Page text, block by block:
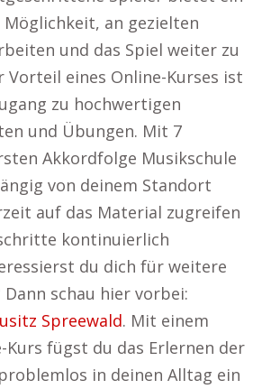
Möglichkeit, an gezielten
und das Spiel weiter zu
Vorteil eines Online-Kurses ist
zu hochwertigen
und Übungen. Mit 7
Akkordfolge Musikschule
von deinem Standort
auf das Material zugreifen
kontinuierlich
du dich für weitere
schau hier vorbei:
Spreewald. Mit einem
Kurs fügst du das Erlernen der
in deinen Alltag ein